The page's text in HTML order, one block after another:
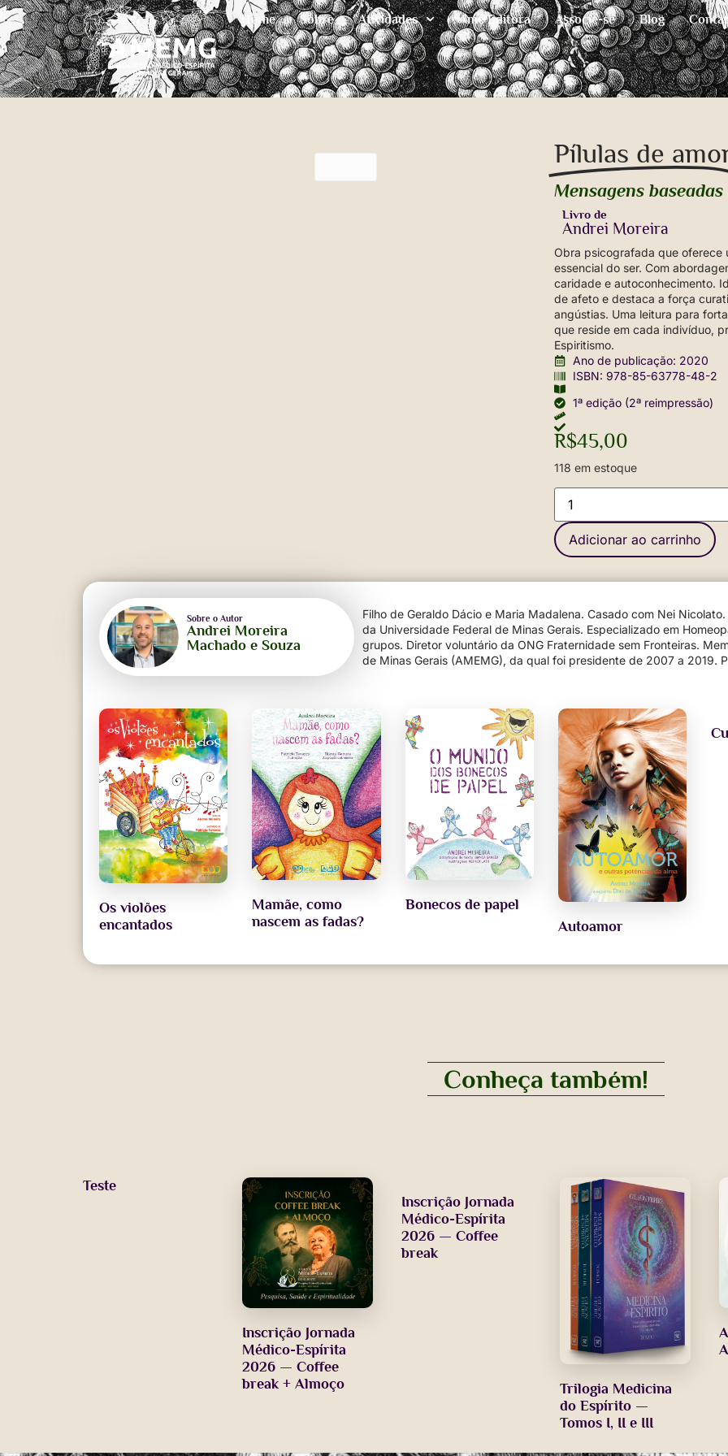
Home Sobre Atividades Ame Editora Associe-se Blog
Pílulas de
Mensagens
Livro de
Andrei Moreira
Obra psicografada que oferece
essencial do ser. Com
caridade e autoconhecimento.
de afeto e destaca a força
angústias. Uma leitura para
que reside em cada indivíduo,
Espiritismo.
Ano de publicação: 2020
ISBN: 978-85-63778-48-2
1ª edição (2ª reimpressão)
R$45,00
118 em estoque
Adicionar ao carrinho
Sobre o Autor
Andrei Moreira
Machado e Souza
Filho de Geraldo Dácio e Maria Madalena. Casado com Nei
da Universidade Federal de Minas Gerais. Especializado em Homeopatia. Constelador familiar
grupos. Diretor voluntário da ONG Fraternidade sem Fronteiras.
de Minas Gerais (AMEMG), da qual foi presidente de 2007 a 2019.
Homossexualidade sob a ótica do espírito imortal;
consigo mesmo, com a família, com Deus;Amor a dois – os
Autor dos livros infantis:O mundo dos bonecos de papel;O jardim
as fadas?e Os violões encantados . Médium psicógrafo dos livros:
Pílulas de amoreAutoamor e outras potências da alma, todos do
Os violões
encantados
Mamãe, como
nascem as fadas?
Bonecos de papel
Autoamor
Conheça também!
Teste
Inscrição Jornada
Médico-Espírita
2026 — Coffee
break + Almoço
Inscrição Jornada
Médico-Espírita
2026 — Coffee
break
Trilogia Medicina
do Espírito —
Tomos I, II e III